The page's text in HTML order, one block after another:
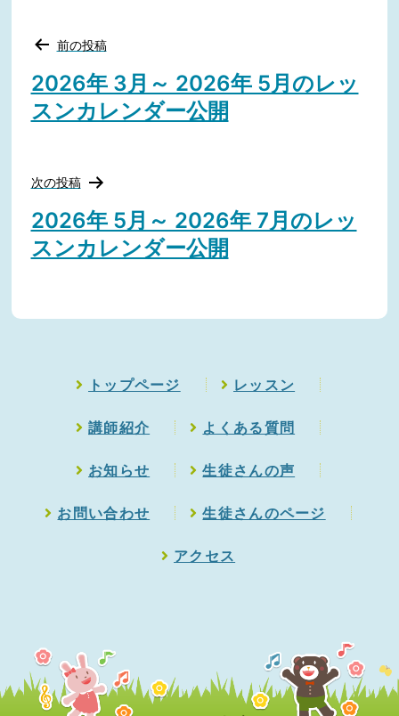
投
ナ
ビ
ゲ
ー
ン
前の投稿
2026年 3月～ 2026年 5月のレッ
スンカレンダー公開
次の投稿
2026年 5月～ 2026年 7月のレッ
スンカレンダー公開
トップページ レッスン
講師紹介 よくある質問
お知らせ 生徒さんの声
お問い合わせ 生徒さんのページ
アクセス